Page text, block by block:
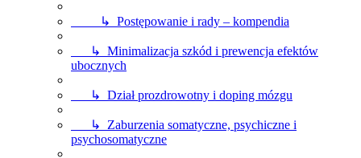
↳ Postępowanie i rady – kompendia
↳ Minimalizacja szkód i prewencja efektów
ubocznych
↳ Dział prozdrowotny i doping mózgu
↳ Zaburzenia somatyczne, psychiczne i
psychosomatyczne